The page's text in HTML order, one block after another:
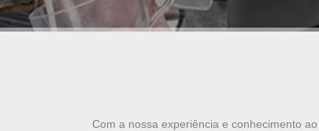
Com a nossa experiência e conhecimento